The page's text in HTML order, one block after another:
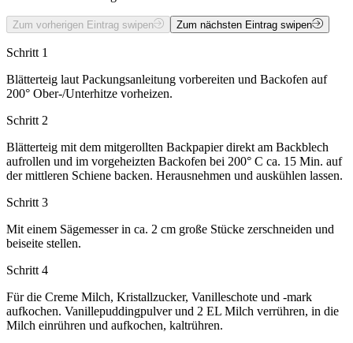
Zum vorherigen Eintrag swipen Zum nächsten Eintrag swipen
Schritt 1
Blätterteig laut Packungsanleitung vorbereiten und Backofen auf
200° Ober-/Unterhitze vorheizen.
Schritt 2
Blätterteig mit dem mitgerollten Backpapier direkt am Backblech
aufrollen und im vorgeheizten Backofen bei 200° C ca. 15 Min. auf
der mittleren Schiene backen. Herausnehmen und auskühlen lassen.
Schritt 3
Mit einem Sägemesser in ca. 2 cm große Stücke zerschneiden und
beiseite stellen.
Schritt 4
Für die Creme Milch, Kristallzucker, Vanilleschote und -mark
aufkochen. Vanillepuddingpulver und 2 EL Milch verrühren, in die
Milch einrühren und aufkochen, kaltrühren.